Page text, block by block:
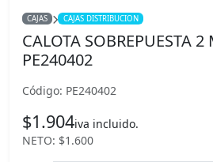
CAJAS CAJAS DISTRIBUCION
CALOTA SOBREPUESTA
PE240402
Código: PE240402
$1.904iva incluido.
NETO: $1.600